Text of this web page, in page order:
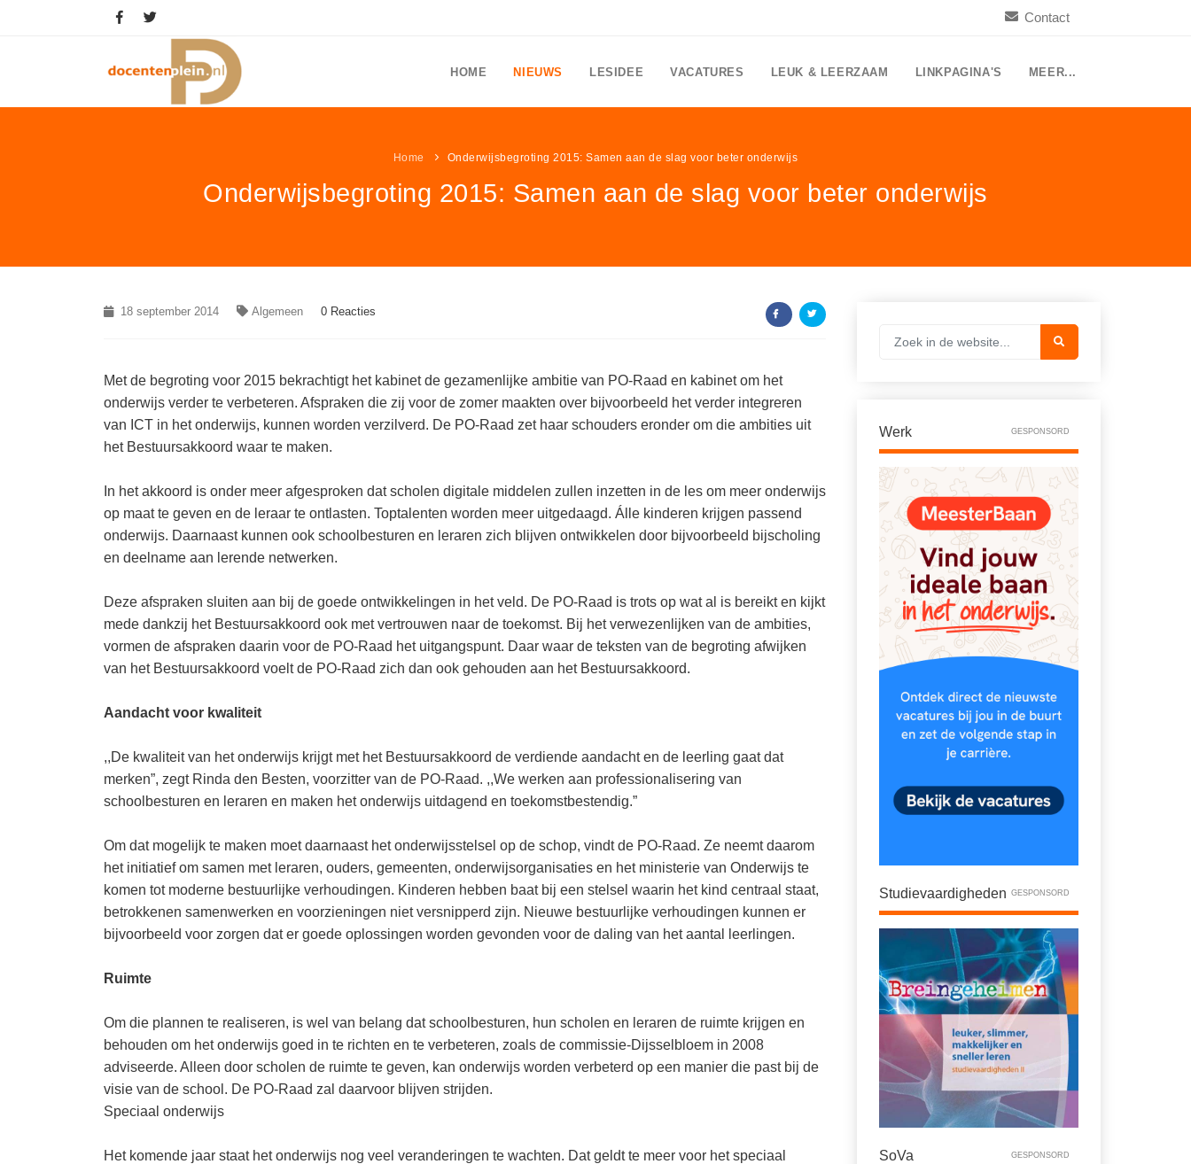
Contact
HOME NIEUWS LESIDEE VACATURES LEUK & LEERZAAM LINKPAGINA'S MEER...
Home Onderwijsbegroting 2015: Samen aan de slag voor beter onderwijs
Onderwijsbegroting 2015: Samen aan de slag voor beter onderwijs
18 september 2014 Algemeen 0 Reacties
Met de begroting voor 2015 bekrachtigt het kabinet de gezamenlijke ambitie van PO-Raad en kabinet om het
onderwijs verder te verbeteren. Afspraken die zij voor de zomer maakten over bijvoorbeeld het verder integreren
van ICT in het onderwijs, kunnen worden verzilverd. De PO-Raad zet haar schouders eronder om die ambities uit
het Bestuursakkoord waar te maken.
In het akkoord is onder meer afgesproken dat scholen digitale middelen zullen inzetten in de les om meer onderwijs
op maat te geven en de leraar te ontlasten. Toptalenten worden meer uitgedaagd. Álle kinderen krijgen passend
onderwijs. Daarnaast kunnen ook schoolbesturen en leraren zich blijven ontwikkelen door bijvoorbeeld bijscholing
en deelname aan lerende netwerken.
Deze afspraken sluiten aan bij de goede ontwikkelingen in het veld. De PO-Raad is trots op wat al is bereikt en kijkt
mede dankzij het Bestuursakkoord ook met vertrouwen naar de toekomst. Bij het verwezenlijken van de ambities,
vormen de afspraken daarin voor de PO-Raad het uitgangspunt. Daar waar de teksten van de begroting afwijken
van het Bestuursakkoord voelt de PO-Raad zich dan ook gehouden aan het Bestuursakkoord.
Aandacht voor kwaliteit
,,De kwaliteit van het onderwijs krijgt met het Bestuursakkoord de verdiende aandacht en de leerling gaat dat
merken”, zegt Rinda den Besten, voorzitter van de PO-Raad. ,,We werken aan professionalisering van
schoolbesturen en leraren en maken het onderwijs uitdagend en toekomstbestendig.”
Om dat mogelijk te maken moet daarnaast het onderwijsstelsel op de schop, vindt de PO-Raad. Ze neemt daarom
het initiatief om samen met leraren, ouders, gemeenten, onderwijsorganisaties en het ministerie van Onderwijs te
komen tot moderne bestuurlijke verhoudingen. Kinderen hebben baat bij een stelsel waarin het kind centraal staat,
betrokkenen samenwerken en voorzieningen niet versnipperd zijn. Nieuwe bestuurlijke verhoudingen kunnen er
bijvoorbeeld voor zorgen dat er goede oplossingen worden gevonden voor de daling van het aantal leerlingen.
Ruimte
Om die plannen te realiseren, is wel van belang dat schoolbesturen, hun scholen en leraren de ruimte krijgen en
behouden om het onderwijs goed in te richten en te verbeteren, zoals de commissie-Dijsselbloem in 2008
adviseerde. Alleen door scholen de ruimte te geven, kan onderwijs worden verbeterd op een manier die past bij de
visie van de school. De PO-Raad zal daarvoor blijven strijden.
Speciaal onderwijs
Het komende jaar staat het onderwijs nog veel veranderingen te wachten. Dat geldt te meer voor het speciaal
Werk GESPONSORD
Studievaardigheden GESPONSORD
SoVa GESPONSORD